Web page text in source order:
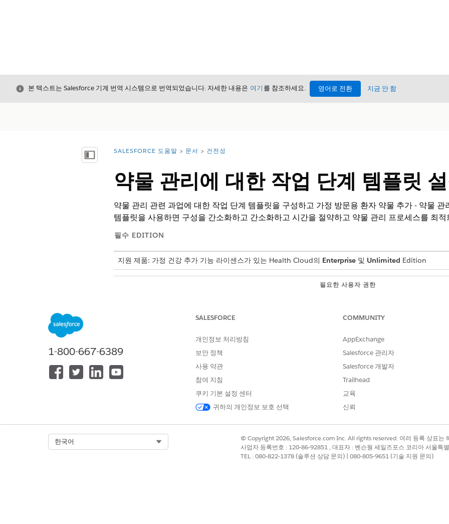
닫기본 텍스트는 Salesforce 기계 번역 시스템으로 번역되었습니다. 자세한 내용은 여기 를 참조하세요. 영어로 전환 지금 안 함
목차 표시 위치:
SALESFORCE 도움말 문서 건전성
약물 관리에 대한 작업 단계 템플릿
약물 관리 관련 과업에 대한 작업 단계 템플릿을 구성하고 가정 방문용 환자 약물 추가 - 약물
템플릿을 사용하면 구성을 간소화하고 간소화하고 시간을 절약하고 약물 관리 프로세스를 최
필수 EDITION
지원 제품: 가정 건강 추가 기능 라이센스가 있는 Health Cloud의 Enterprise및 Unlimited Edition
필요한 사용자 권한
업 단계를 쉽게 설정할 수 있습니다. 이 템플릿에서 만든 작업 단계는 플로에 자동으로 연결됩니
Field Service 모바일 앱은 환자의 가정 방문 작업 계획 아래에 작업 아이콘과 함께 약물 관리 작
작업 단계에 대해 작업을 시작하면 모바일 앱이 플로를 트리거하고 임상의가 관련 약물을 쉽게
를 추적할 수 있도록 지원합니다.
작업 단계 템플릿을 찾아서 선택합니다.
를 클릭하고 약물 관리 작업 단계 템플릿의 이름을 입력합니다.
를 선택합니다.
변경 사항을 저장합니다.
1-800-667-6389
SALESFORCE
개인정보 처리방침
보안 정책
사용 약관
참여 지침
쿠키 기본 설정 센터
귀하의 개인정보 보호 선택
COMMUNITY
AppExchange
Salesforce 관리자
Salesforce 개발자
Trailhead
교육
신뢰
한국어
© Copyright 2026, Salesforce.com Inc. All rights reserved. 여러 등록 상표는
사업자 등록번호 : 120-86-92851 , 대표자 : 벤슨웡 세일즈포스 코리아 서울
TEL : 080-822-1378 (솔루션 상담 문의) | 080-805-9651 (기술 지원 문의)